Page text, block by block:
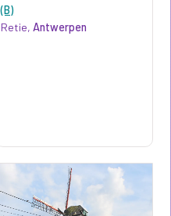
(B)
Retie,Antwerpen